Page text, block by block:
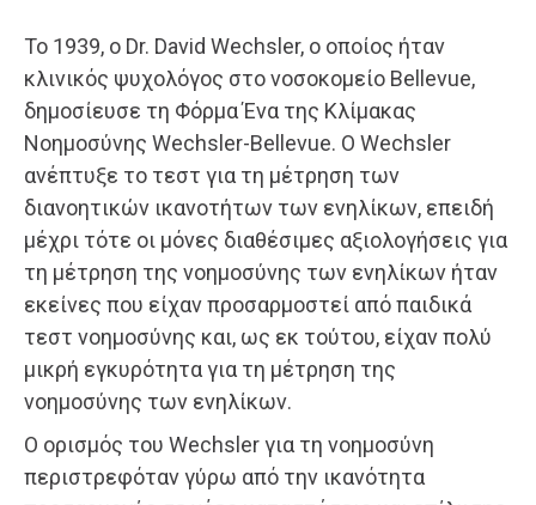
Το 1939, ο Dr. David Wechsler, ο οποίος ήταν
κλινικός ψυχολόγος στο νοσοκομείο Bellevue,
δημοσίευσε τη Φόρμα Ένα της Κλίμακας
Νοημοσύνης Wechsler-Bellevue. Ο Wechsler
ανέπτυξε το τεστ για τη μέτρηση των
διανοητικών ικανοτήτων των ενηλίκων, επειδή
μέχρι τότε οι μόνες διαθέσιμες αξιολογήσεις για
τη μέτρηση της νοημοσύνης των ενηλίκων ήταν
εκείνες που είχαν προσαρμοστεί από παιδικά
τεστ νοημοσύνης και, ως εκ τούτου, είχαν πολύ
μικρή εγκυρότητα για τη μέτρηση της
νοημοσύνης των ενηλίκων.
Ο ορισμός του Wechsler για τη νοημοσύνη
περιστρεφόταν γύρω από την ικανότητα